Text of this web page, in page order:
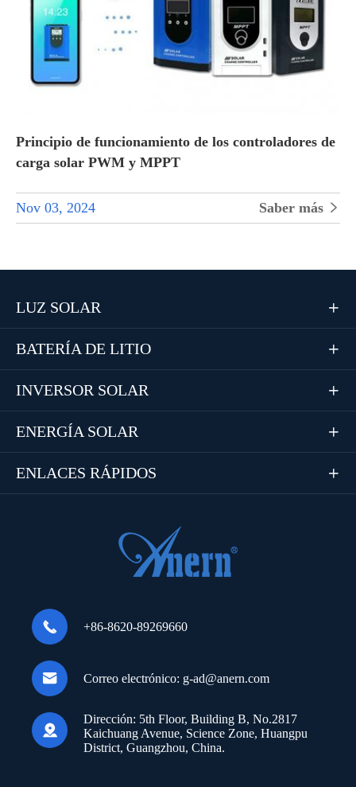
Principio de funcionamiento de los controladores de
carga solar PWM y MPPT
Nov 03, 2024 Saber más 
LUZ SOLAR 
BATERÍA DE LITIO 
INVERSOR SOLAR 
ENERGÍA SOLAR 
ENLACES RÁPIDOS 
 +86-8620-89269660
 Correo electrónico: g-ad@anern.com

Dirección: 5th Floor, Building B, No.2817
Kaichuang Avenue, Science Zone, Huangpu
District, Guangzhou, China.